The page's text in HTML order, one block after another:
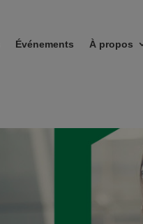
Événements À propos